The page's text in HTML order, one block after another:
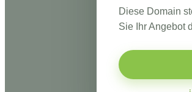
Diese Domain
Sie Ihr Angebot